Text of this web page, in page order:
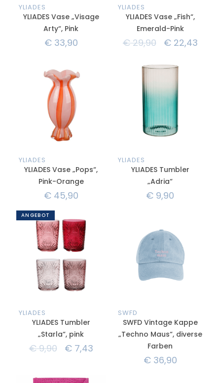
YLIADES
YLIADES Vase „Visage
Arty“, Pink
€33,90
YLIADES
YLIADES Vase „Fish“,
Emerald-Pink
€29,90 €22,43
YLIADES
YLIADES Vase „Pops“,
Pink-Orange
€45,90
YLIADES
YLIADES Tumbler
„Adria“
€ 9,90
ANGEBOT
YLIADES
YLIADES Tumbler
„Starla“, pink
€9,90 €7,43
SWFD
SWFD Vintage Kappe
„Techno Maus“, diverse
Farben
€36,90